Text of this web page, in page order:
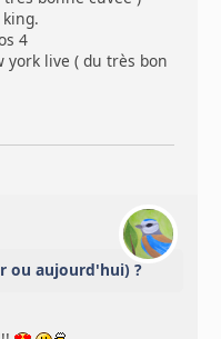
king.
4
york live ( du très bon
ou aujourd'hui) ?